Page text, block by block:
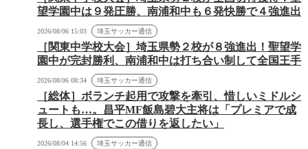
望学園中は９発圧勝、南浦和中も６発快勝で４強進出
2026/08/06 15:03 埼玉サッカー通信
［関東中学校大会］埼玉県勢２校が８強進出！聖望学
園中が完封勝利、南浦和中は打ち合い制して全国王手
2026/08/06 08:34 埼玉サッカー通信
［総体］ボランチ起用で攻撃を牽引、惜しいミドルシ
ュートも…。昌平MF飯島碧大主将は「プレミアで成
長し、選手権でこの借りを返したい」
2026/08/04 14:56 埼玉サッカー通信